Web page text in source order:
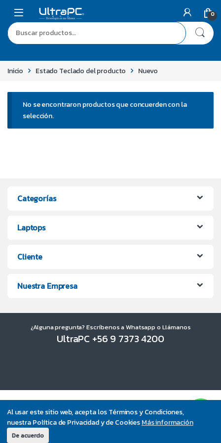
Al usar este sitio web, acepta los Términos y Condiciones,
nuestra Política de Privacidad y de CookiesMás información
De acuerdo
0
Inicio Estado Teclado del producto Nuevo
No se encontraron productos que concuerden con la
selección.
Categorías
Laptops
Cliente
Nuestra Empresa
¿Alguna pregunta? Escríbenos a Whatsapp o Llámanos
UltraPC +56 9 7373 4200